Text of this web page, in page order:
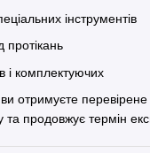
інструментів
протікань
і комплектуючих
отримуєте
та продовжує термін